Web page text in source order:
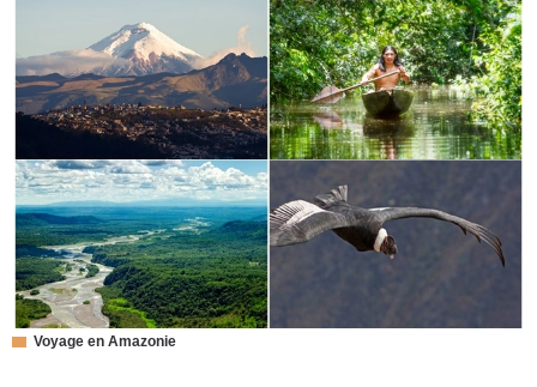
Voyage en Amazonie